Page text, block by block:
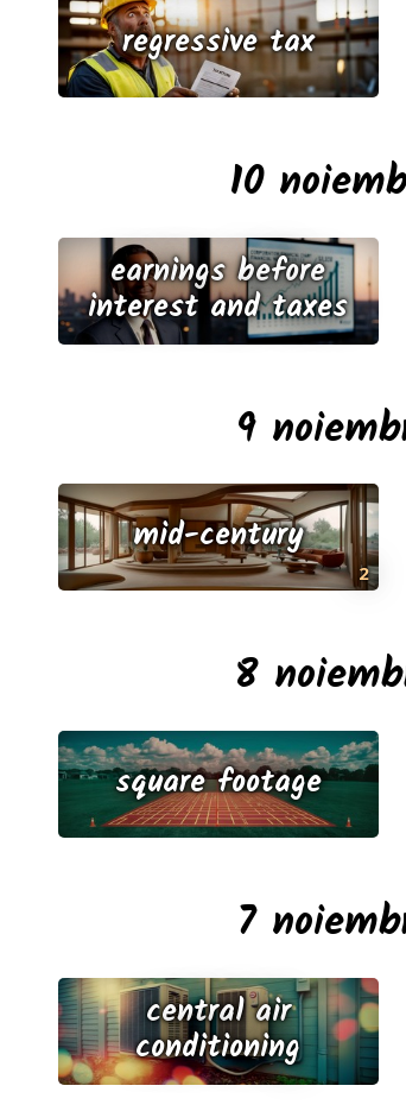
regressive tax
10
earnings before
interest and taxes
9
2
mid-century
8
square footage
7
central air
conditioning